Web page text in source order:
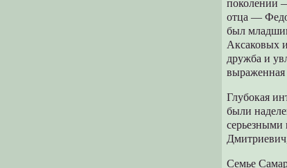
поколении
отца —
был
Аксаковых
дружба и
Глубокая
были
Семье